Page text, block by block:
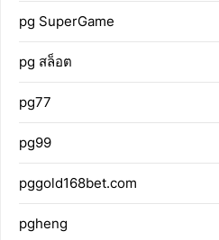
pg SuperGame
pg สล็อต
pg77
pg99
pggold168bet.com
pgheng